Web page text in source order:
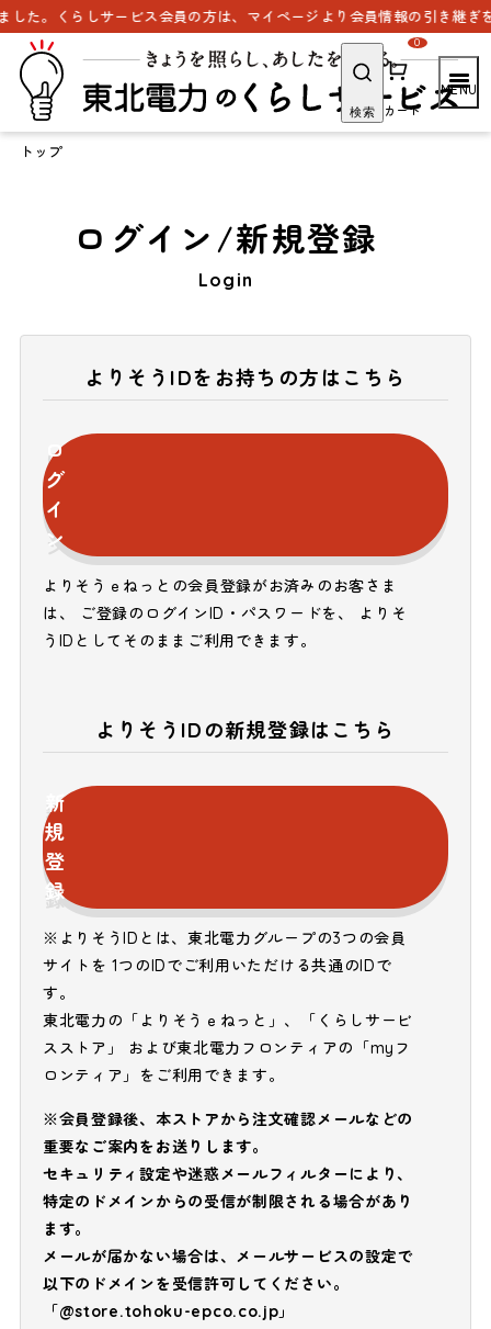
。くらしサービス会員の方は、マイページより会員情報の引き継ぎを
検索 カート
0
トップ
ログイン/新規登録
Login
よりそうIDをお持ちの方はこちら
ロ
グ
イ
ン
よりそうｅねっとの会員登録がお済みのお客さま
は、 ご登録のログインID・パスワードを、 よりそ
うIDとしてそのままご利用できます。
よりそうIDの新規登録はこちら
新
規
登
録
※よりそうIDとは、東北電力グループの3つの会員
サイトを 1つのIDでご利用いただける共通のIDで
す。
東北電力の「よりそうｅねっと」、「くらしサービ
スストア」 および東北電力フロンティアの「myフ
ロンティア」をご利用できます。
※会員登録後、本ストアから注文確認メールなどの
重要なご案内をお送りします。
セキュリティ設定や迷惑メールフィルターにより、
特定のドメインからの受信が制限される場合があり
ます。
メールが届かない場合は、メールサービスの設定で
以下のドメインを受信許可してください。
「@store.tohoku-epco.co.jp」